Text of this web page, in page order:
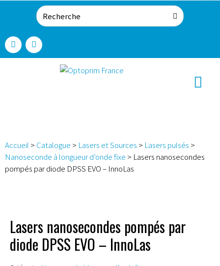
Accueil > Catalogue > Lasers et Sources > Lasers pulsés >
Nanoseconde à longueur d’onde fixe > Lasers nanosecondes
pompés par diode DPSS EVO – InnoLas
Lasers nanosecondes pompés par
diode DPSS EVO – InnoLas